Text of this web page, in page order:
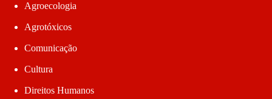
Agroecologia
Agrotóxicos
Comunicação
Cultura
Direitos Humanos